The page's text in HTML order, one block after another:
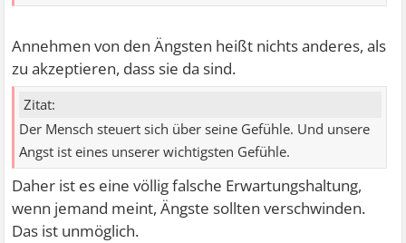
Annehmen von den Ängsten heißt nichts anderes, als
zu akzeptieren, dass sie da sind.
Zitat:
Der Mensch steuert sich über seine Gefühle. Und unsere
Angst ist eines unserer wichtigsten Gefühle.
Daher ist es eine völlig falsche Erwartungshaltung,
wenn jemand meint, Ängste sollten verschwinden.
Das ist unmöglich.